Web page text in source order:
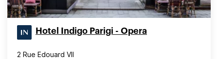
Hotel Indigo Parigi - Opera
2 Rue Edouard VII